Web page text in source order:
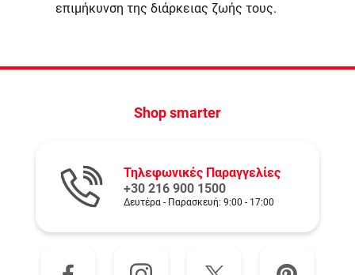
επιμήκυνση της διάρκειας ζωής τους.
Shop smarter
Τηλεφωνικές Παραγγελίες
+30 216 900 1500
Δευτέρα - Παρασκευή: 9:00 - 17:00